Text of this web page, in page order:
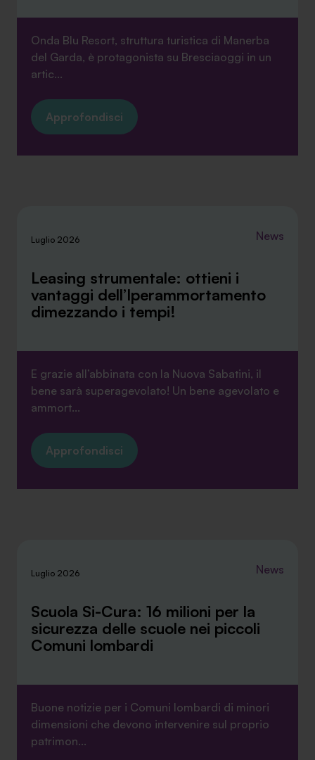
Onda Blu Resort, struttura turistica di Manerba
del Garda, è protagonista su Bresciaoggi in un
artic...
Approfondisci
Luglio 2026 News
Leasing strumentale: ottieni i
vantaggi dell’Iperammortamento
dimezzando i tempi!
E grazie all’abbinata con la Nuova Sabatini, il
bene sarà superagevolato! Un bene agevolato e
ammort...
Approfondisci
Luglio 2026 News
Scuola Si-Cura: 16 milioni per la
sicurezza delle scuole nei piccoli
Comuni lombardi
Buone notizie per i Comuni lombardi di minori
dimensioni che devono intervenire sul proprio
patrimon...